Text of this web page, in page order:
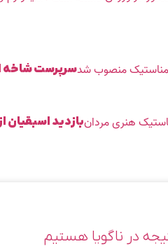
سرپرست شاخه
بازدید اسبقیان
در ناگویا هستیم